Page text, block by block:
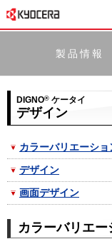
製品情報
DIGNO® ケータイ
デザイン
カラーバリエーショ
デザイン
画面デザイン
カラーバリエー